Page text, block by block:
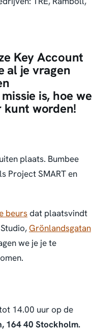
Key Account
al je vragen
is, hoe we
kunt worden!
plaats. Bumbee
Project SMART en
beursdat plaatsvindt
Grönlandsgatan
we je je te
14.00 uur op de
164 40 Stockholm.